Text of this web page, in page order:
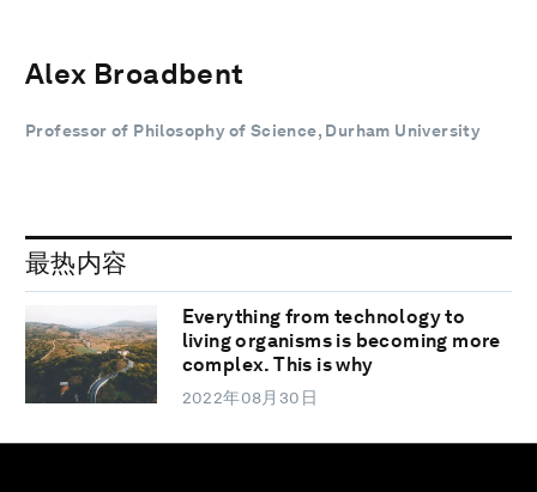
Alex Broadbent
Professor of Philosophy of Science, Durham University
最热内容
Everything from technology to
living organisms is becoming more
complex. This is why
2022年08月30日